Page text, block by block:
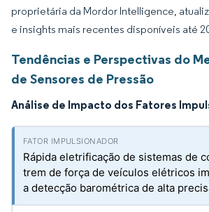
proprietária da Mordor Intelligence,
e insights mais recentes disponíveis até
Tendências e Perspectivas do
de Sensores de Pressão
Análise de Impacto dos Fatores
Rápida eletrificação de sistemas de
trem de força de veículos elétricos
a detecção barométrica de alta